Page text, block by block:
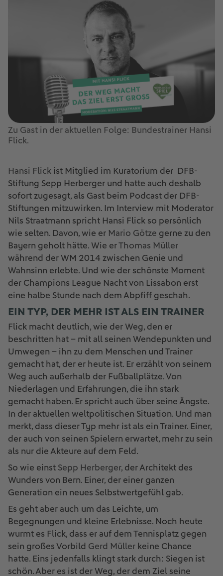
Zu Gast in der aktuellen Folge: Bundestrainer Hansi
Flick.
Hansi Flick ist Mitglied im Kuratorium der DFB-
Stiftung Sepp Herberger und hatte auch deshalb
sofort zugesagt, als Gast beim Podcast der DFB-
Stiftungen mitzuwirken. Im Interview mit Moderator
Nils Straatmann spricht Hansi Flick so persönlich
wie selten. Davon, wie er Mario Götze gerne zu den
Bayern geholt hätte. Wie erThomas Müller
während der WM 2014 zwischen Genie und
Wahnsinn erlebte. Und wie der schönste Moment
der Champions League Nacht von Lissabon erst
eine halbe Stunde nach dem Abpfiff geschah.
EIN TYP, DER MEHR IST ALS EIN TRAINER
Flick macht deutlich, wie der Weg, den er
beschritten hat – mit all seinen Wendepunkten und
Umwegen – ihn zu dem Menschen und Trainer
gemacht hat, der er heute ist. Er erzählt von seinem
Weg auch außerhalb der Fußballplätze. Von
Niederlagen und Erfahrungen, die ihn stark
gemacht haben. Er spricht auch über seine Ängste.
In der aktuellen weltpolitischen Situation. Und man
merkt, dass dieser Typ mehr ist als ein Trainer. Einer,
der auch von seinen Spielern erwartet, mehr zu sein
als nur die Akteure auf dem Feld.
So wie einst Sepp Herberger, der Architekt des
Wunders von Bern. Einer, der einer ganzen
Generation ein neues Selbstwertgefühl gab.
Es geht aber auch um das Leichte, um
Begegnungen und kleine Erlebnisse. Noch heute
wurmt es Flick, dass er auf dem Tennisplatz gegen
sein großes Vorbild Gerd Müller keine Chance
hatte. Eins jedenfalls klingt stark durch: Siegen ist
schön. Aber es ist der Weg, der dem Ziel seine